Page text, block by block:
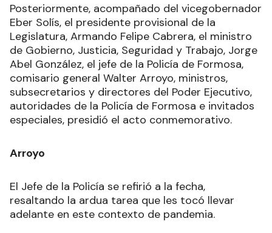
Posteriormente, acompañado del vicegobernador
Eber Solís, el presidente provisional de la
Legislatura, Armando Felipe Cabrera, el ministro
de Gobierno, Justicia, Seguridad y Trabajo, Jorge
Abel González, el jefe de la Policía de Formosa,
comisario general Walter Arroyo, ministros,
subsecretarios y directores del Poder Ejecutivo,
autoridades de la Policía de Formosa e invitados
especiales, presidió el acto conmemorativo.
Arroyo
El Jefe de la Policía se refirió a la fecha,
resaltando la ardua tarea que les tocó llevar
adelante en este contexto de pandemia.